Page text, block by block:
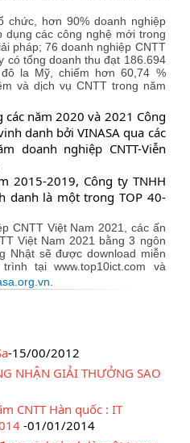
chức, hơn 90% doanh nghiệp
các công nghệ mới trong
pháp;76 doanh nghiệp CNTT
có tổng doanh thu đạt 186.694
la Mỹ, chiếm hơn 60,74 %
và dịch vụ CNTT trong năm
năm 2020 và 2021 Công
danh bởi VINASA qua các
doanh nghiệp CNTT-Viễn
2015-2019, Công ty TNHH
danh là một trong TOP 40-
CNTT Việt Nam 2021, các ấn
Việt Nam 2021 bằng 3 ngôn
Nhật sẽ được download miễn
tại www .top10ict.com và
-15/00/2012
NHẬN GIẢI THƯỞNG SAO
CNTT Hàn quốc : IT
-01/01/2014